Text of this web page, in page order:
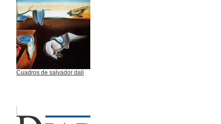
Cuadros de salvador dali